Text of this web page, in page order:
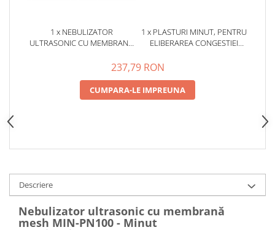
1 x NEBULIZATOR
ULTRASONIC CU MEMBRANA
1 x PLASTURI MINUT, PENTRU
ELIBERAREA CONGESTIEI
237,79 RON
CUMPARA-LE IMPREUNA
Descriere
Nebulizator ultrasonic cu membrană
mesh MIN-PN100 - Minut